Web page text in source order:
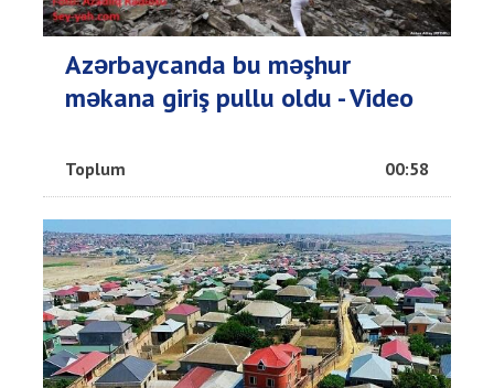
Azərbaycanda bu məşhur
məkana giriş pullu oldu - Video
Toplum 00:58